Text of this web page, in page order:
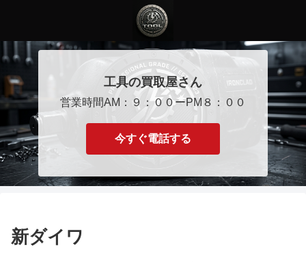
工具の買取屋さん
営業時間AM：９：００ーPM８：００
今すぐ電話する
新ダイワ